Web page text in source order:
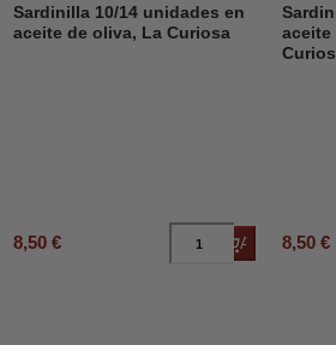
Sardinilla 10/14 unidades en
aceite de oliva, La Curiosa
8,50 € Añadir al
aceite
8,50 €